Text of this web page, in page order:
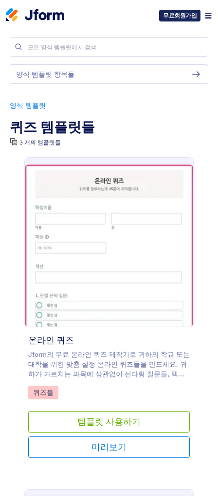
무료회원가입
양식 템플릿
퀴즈 템플릿들
3 개의 템플릿들
온라인 퀴즈
Jform의 무료 온라인 퀴즈 제작기로 귀하의 학교 또는
대학을 위한 맞춤 설정 온라인 퀴즈들을 만드세요. 귀
하가 가르치는 과목에 상관없이 선다형 질문들, 텍스
트 박스 또는 에세이, 사진 및 다른 문서들을 수집하게
해주는 파일 업로드 필드와 같은 고급 폼 필드들로 귀
니다. 귀하의 온라인 퀴즈는 학생들에게 전송하거나
학교 웹사이트에 임베드 하기 쉬우며 모든 컴퓨터, 태
블릿 또는 모바일 기기에서 작성될 수 있습니다. 귀하
의 Jform 계정에 안전하게 저장된 반응들과 저희의 무
료 모바일 폼 앱으로 오프라인에서 접속 가능한 기능
을 추가하기 위해 끌어 놓기를 하거나 저희의 무료 온
Go to Category:
퀴즈들
템플릿 사용하기
미리보기
양식 템플릿 항목들